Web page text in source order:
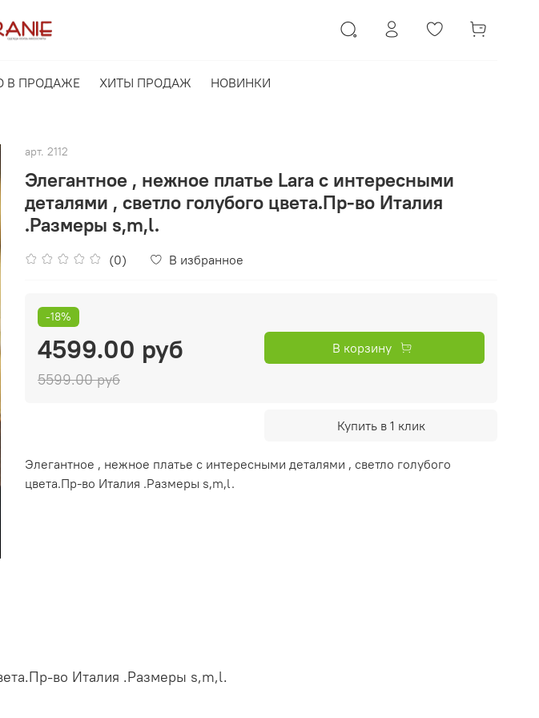
В ПРОДАЖЕ ХИТЫ ПРОДАЖ НОВИНКИ
арт. 2112
Элегантное , нежное платье Lara с интересными
деталями , светло голубого цвета.Пр-во Италия
.Размеры s,m,l.
(0) В избранное
-18%
4599.00 руб
5599.00 руб
В корзину
Купить в 1 клик
Элегантное , нежное платье с интересными деталями , светло голубого
цвета.Пр-во Италия .Размеры s,m,l.
во Италия .Размеры s,m,l.